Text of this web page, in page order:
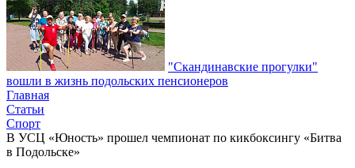
"Скандинавские прогулки"
вошли в жизнь подольских пенсионеров
Главная
Статьи
Спорт
В УСЦ «Юность» прошел чемпионат по кикбоксингу «Битва
в Подольске»